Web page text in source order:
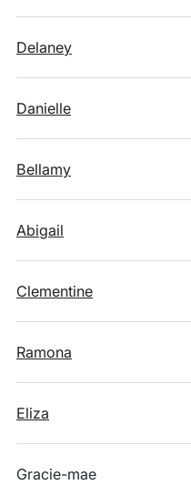
Delaney
Danielle
Bellamy
Abigail
Clementine
Ramona
Eliza
Gracie-mae